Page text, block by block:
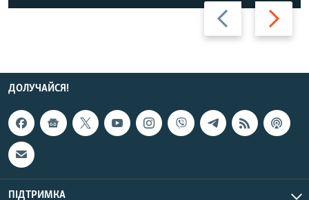
Назад Вперед
ДОЛУЧАЙСЯ!
ПІДТРИМКА